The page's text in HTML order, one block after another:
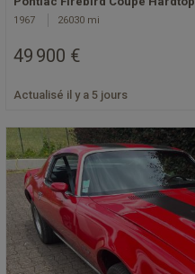
1967 26030 mi
49 900 €
Actualisé il y a 5 jours